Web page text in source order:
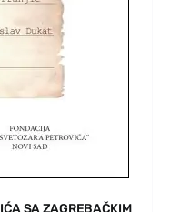
SA ZAGREBAČKIM